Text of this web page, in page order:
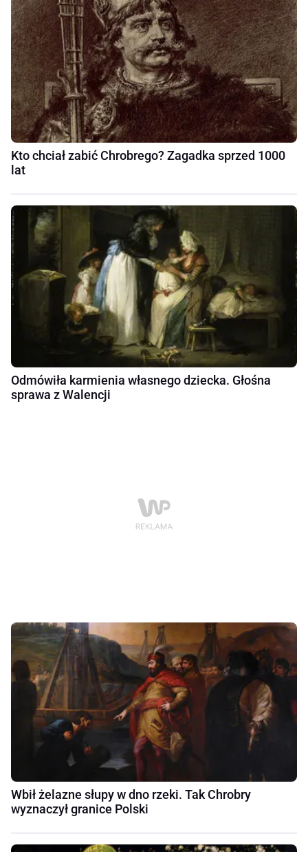
Kto chciał zabić Chrobrego? Zagadka sprzed 1000
lat
Odmówiła karmienia własnego dziecka. Głośna
sprawa z Walencji
Wbił żelazne słupy w dno rzeki. Tak Chrobry
wyznaczył granice Polski